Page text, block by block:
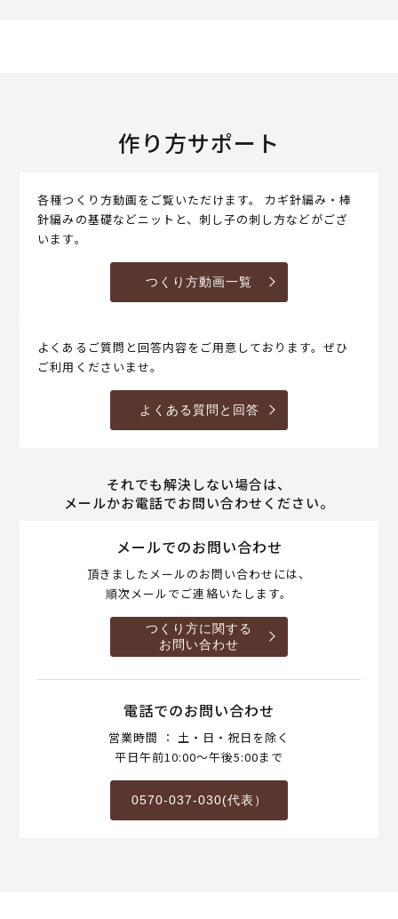
作り方サポート
各種つくり方動画をご覧いただけます。 カギ針編み・棒
針編みの基礎などニットと、刺し子の刺し方などがござ
います。
つくり方動画一覧
よくあるご質問と回答内容をご用意しております。ぜひ
ご利用くださいませ。
よくある質問と回答
それでも解決しない場合は、
メールかお電話でお問い合わせください。
メールでのお問い合わせ
頂きましたメールのお問い合わせには、
順次メールでご連絡いたします。
つくり方に関する
お問い合わせ
電話でのお問い合わせ
営業時間 ： 土・日・祝日を除く
平日午前10:00～午後5:00まで
0570-037-030(代表）